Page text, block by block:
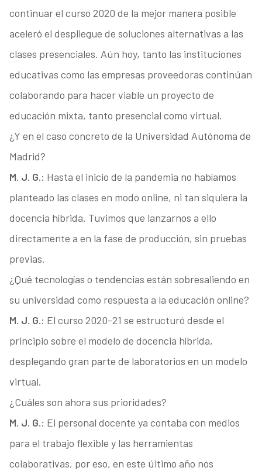
continuar el curso 2020 de la mejor manera posible
aceleró el despliegue de soluciones alternativas a las
clases presenciales. Aún hoy, tanto las instituciones
educativas como las empresas proveedoras continúan
colaborando para hacer viable un proyecto de
educación mixta, tanto presencial como virtual.
¿Y en el caso concreto de la Universidad Autónoma de
Madrid?
M. J. G.: Hasta el inicio de la pandemia no habíamos
planteado las clases en modo online, ni tan siquiera la
docencia híbrida. Tuvimos que lanzarnos a ello
directamente a en la fase de producción, sin pruebas
previas.
¿Qué tecnologías o tendencias están sobresaliendo en
su universidad como respuesta a la educación online?
M. J. G.: El curso 2020-21 se estructuró desde el
principio sobre el modelo de docencia híbrida,
desplegando gran parte de laboratorios en un modelo
virtual.
¿Cuáles son ahora sus prioridades?
M. J. G.: El personal docente ya contaba con medios
para el trabajo flexible y las herramientas
colaborativas, por eso, en este último año nos